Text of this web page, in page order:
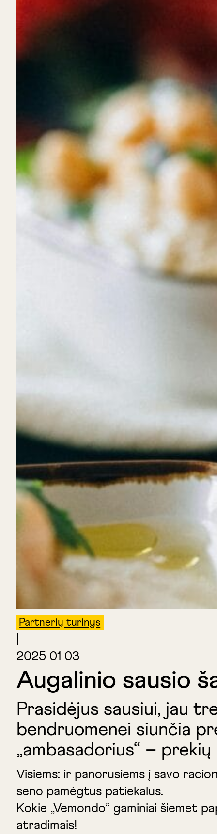
Partnerių turinys
2025 01 03
Augalinio sausio
Prasidėjus sausiui, jau
bendruomenei siunčia
„ambasadorius“ – prekių
Visiems: ir panorusiems į savo
seno pamėgtus patiekalus.
Kokie „Vemondo“ gaminiai šiemet
atradimais!